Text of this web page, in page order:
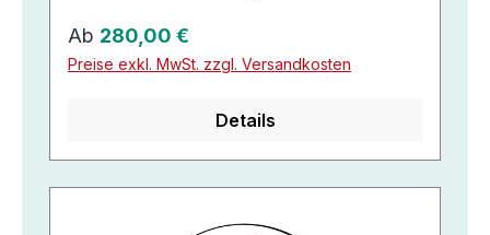
Regulärer Preis:
Ab 280,00 €
Preise exkl. MwSt. zzgl. Versandkosten
Details